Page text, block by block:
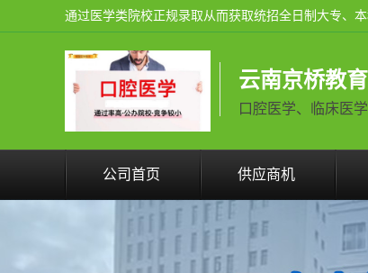
云南京桥教
口腔医学、临床医
公司首页 供应商机